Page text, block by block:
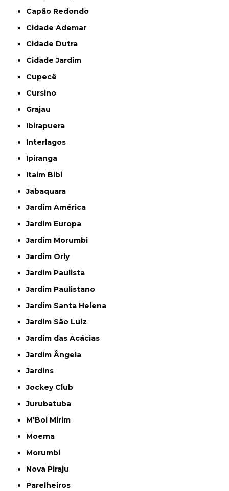
Capão Redondo
Cidade Ademar
Cidade Dutra
Cidade Jardim
Cupecê
Cursino
Grajau
Ibirapuera
Interlagos
Ipiranga
Itaim Bibi
Jabaquara
Jardim América
Jardim Europa
Jardim Morumbi
Jardim Orly
Jardim Paulista
Jardim Paulistano
Jardim Santa Helena
Jardim São Luiz
Jardim das Acácias
Jardim Ângela
Jardins
Jockey Club
Jurubatuba
M'Boi Mirim
Moema
Morumbi
Nova Piraju
Parelheiros